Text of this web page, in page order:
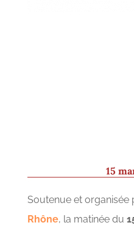
15
Soutenue et organisée
Rhône, la matinée du